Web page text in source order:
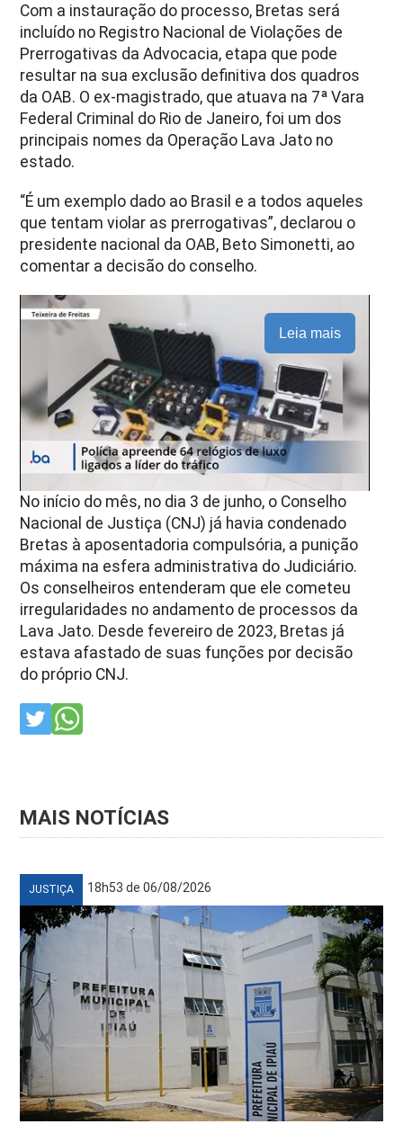
Com a instauração do processo, Bretas será
incluído no Registro Nacional de Violações de
Prerrogativas da Advocacia, etapa que pode
resultar na sua exclusão definitiva dos quadros
da OAB. O ex-magistrado, que atuava na 7ª Vara
Federal Criminal do Rio de Janeiro, foi um dos
principais nomes da Operação Lava Jato no
estado.
“É um exemplo dado ao Brasil e a todos aqueles
que tentam violar as prerrogativas”, declarou o
presidente nacional da OAB, Beto Simonetti, ao
comentar a decisão do conselho.
Leia mais
No início do mês, no dia 3 de junho, o Conselho
Nacional de Justiça (CNJ) já havia condenado
Bretas à aposentadoria compulsória, a punição
máxima na esfera administrativa do Judiciário.
Os conselheiros entenderam que ele cometeu
irregularidades no andamento de processos da
Lava Jato. Desde fevereiro de 2023, Bretas já
estava afastado de suas funções por decisão
do próprio CNJ.
MAIS NOTÍCIAS
JUSTIÇA 18h53 de 06/08/2026